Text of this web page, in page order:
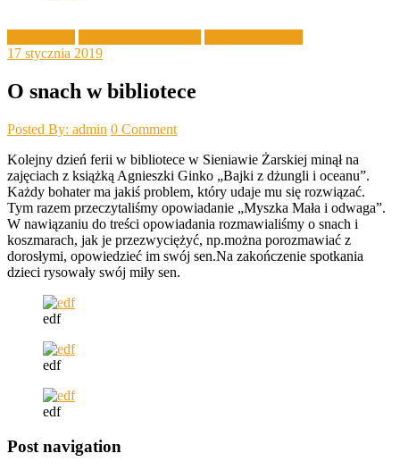
17 stycznia 2019
O snach w bibliotece
Posted By: admin 0 Comment
Kolejny dzień ferii w bibliotece w Sieniawie Żarskiej minął na
zajęciach z książką Agnieszki Ginko „Bajki z dżungli i oceanu”.
Każdy bohater ma jakiś problem, który udaje mu się rozwiązać.
Tym razem przeczytaliśmy opowiadanie „Myszka Mała i odwaga”.
W nawiązaniu do treści opowiadania rozmawialiśmy o snach i
koszmarach, jak je przezwyciężyć, np.można porozmawiać z
dorosłymi, opowiedzieć im swój sen.Na zakończenie spotkania
dzieci rysowały swój miły sen.
edf
edf
edf
Post navigation